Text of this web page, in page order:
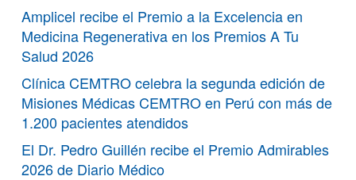
Amplicel recibe el Premio a la Excelencia en
Medicina Regenerativa en los Premios A Tu
Salud 2026
Clínica CEMTRO celebra la segunda edición de
Misiones Médicas CEMTRO en Perú con más de
1.200 pacientes atendidos
El Dr. Pedro Guillén recibe el Premio Admirables
2026 de Diario Médico